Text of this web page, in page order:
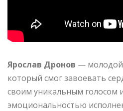
Ярослав Дронов — молодой
который смог завоевать
своим уникальным голосом
эмоциональностью